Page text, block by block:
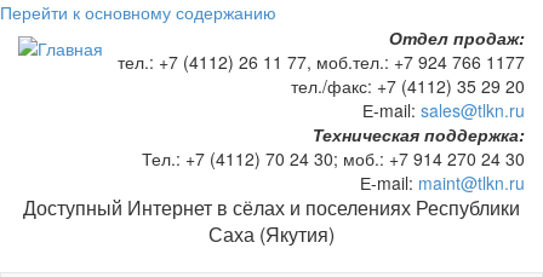
Перейти к основному содержанию
Отдел продаж:
тел.: +7 (4112) 26 11 77, моб.тел.: +7 924 766 1177
тел./факс: +7 (4112) 35 29 20
Е-mail: sales@tlkn.ru
Техническая поддержка:
Тел.: +7 (4112) 70 24 30; моб.: +7 914 270 24 30
Е-mail: maint@tlkn.ru
Доступный Интернет в сёлах и поселениях Республики
Саха (Якутия)